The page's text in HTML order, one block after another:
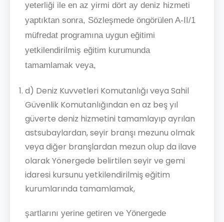
yeterliği ile en az yirmi dört ay deniz hizmeti
yaptıktan sonra, Sözleşmede öngörülen A-II/1
müfredat programına uygun eğitimi
yetkilendirilmiş eğitim kurumunda
tamamlamak veya,
d) Deniz Kuvvetleri Komutanlığı veya Sahil
Güvenlik Komutanlığından en az beş yıl
güverte deniz hizmetini tamamlayıp ayrılan
astsubaylardan, seyir branşı mezunu olmak
veya diğer branşlardan mezun olup da ilave
olarak Yönergede belirtilen seyir ve gemi
idaresi kursunu yetkilendirilmiş eğitim
kurumlarında tamamlamak,
şartlarını yerine getiren ve Yönergede